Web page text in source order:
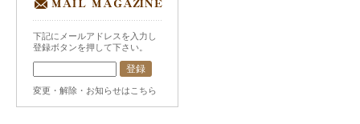
下記にメールアドレスを入力し
登録ボタンを押して下さい。
変更・解除・お知らせはこちら